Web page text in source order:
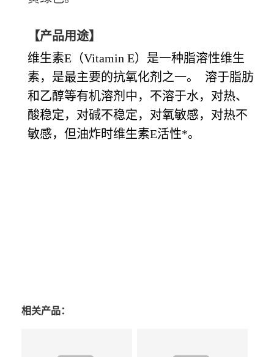
【产品用途】
维生素E（Vitamin E）是一种脂溶性维生
素，是最主要的抗氧化剂之一。 溶于脂肪
和乙醇等有机溶剂中，不溶于水，对热、
酸稳定，对碱不稳定，对氧敏感，对热不
敏感，但油炸时维生素E活性*。
相关产品：